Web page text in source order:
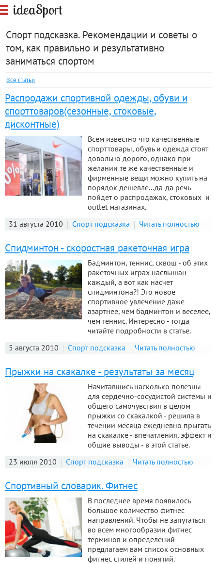
ideaSport
Спорт подсказка. Рекомендации и советы о
том, как правильно и результативно
заниматься спортом
Все статьи
Распродажи спортивной одежды, обуви и
спорттоваров(сезонные, стоковые,
дисконтные)
Всем известно что качественные
спорттовары, обувь и одежда стоят
довольно дорого, однако при
желании те же качественные и
фирменные вещи можно купить на
порядок дешевле...да-да речь
пойдет о распродажах, стоковых и
outlet магазинах.
31 августа 2010
Спорт подсказка Читать полностью
Спидминтон - скоростная ракеточная игра
Бадминтон, теннис, сквош - об этих
ракеточных играх наслышан
каждый, а вот как насчет
спидминтона?! Это новое
спортивное увлечение даже
азартнее, чем бадминтон и веселее,
чем теннис. Интересно - тогда
читайте подробности в статье.
5 августа 2010
Спорт подсказка Читать полностью
Прыжки на скакалке - результаты за месяц
Начитавшись насколько полезны
для сердечно-сосудистой системы и
общего самочувствия в целом
прыжки со скакалкой - решила в
течении месяца ежедневно прыгать
на скакалке - впечатления, эффект и
общие выводы - в этой статье.
23 июля 2010
Спорт подсказка Читать полностью
Спортивный словарик. Фитнес
В последнее время появилось
большое количество фитнес
направлений. Чтобы не запутаться
во всем многообразии фитнес
терминов и определений
предлагаем вам список основных
фитнес стилей и понятий.